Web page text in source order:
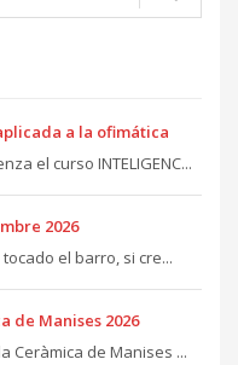
a la ofimática
el curso INTELIGENC...
2026
el barro, si cre...
de Manises 2026
Ceràmica de Manises ...